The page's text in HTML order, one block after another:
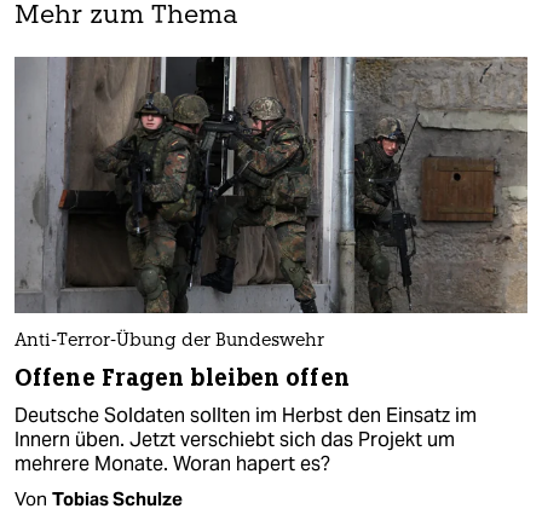
Mehr zum Thema
Anti-Terror-Übung der Bundeswehr
Offene Fragen bleiben offen
Deutsche Soldaten sollten im Herbst den Einsatz im
Innern üben. Jetzt verschiebt sich das Projekt um
mehrere Monate. Woran hapert es?
Von Tobias Schulze